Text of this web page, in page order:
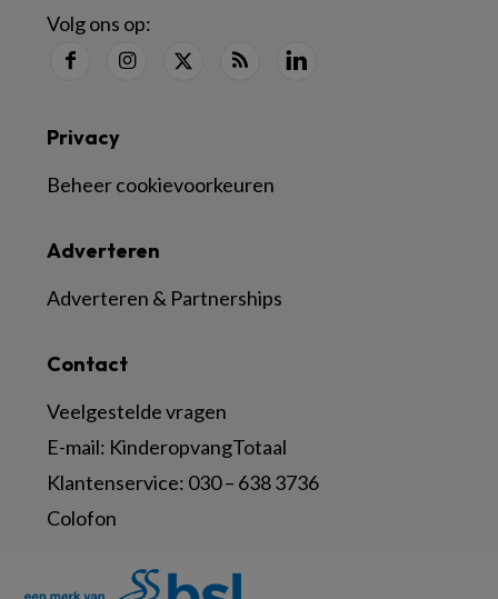
Volg ons op:
Contact
Veelgestelde vragen
E-mail: KinderopvangTotaal
Klantenservice: 030 – 638 3736
Colofon
Adverteren
Adverteren & Partnerships
Privacy
Beheer cookievoorkeuren